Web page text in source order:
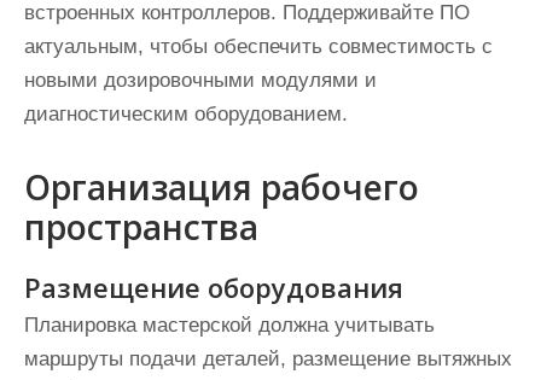
встроенных контроллеров. Поддерживайте ПО
актуальным, чтобы обеспечить совместимость с
новыми дозировочными модулями и
диагностическим оборудованием.
Организация рабочего
пространства
Размещение оборудования
Планировка мастерской должна учитывать
маршруты подачи деталей, размещение вытяжных